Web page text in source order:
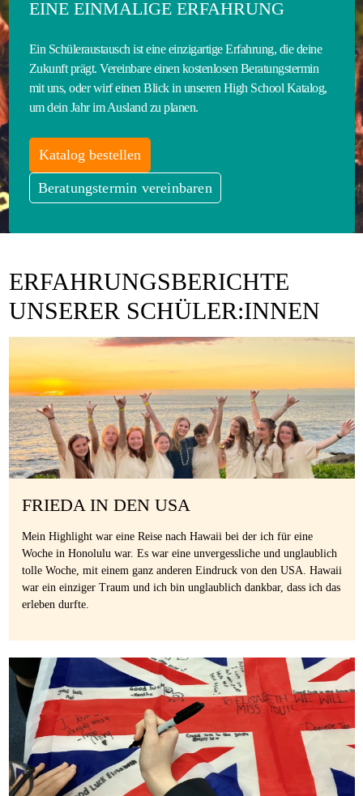
EINE EINMALIGE ERFAHRUNG
Ein Schüleraustausch ist eine einzigartige Erfahrung, die deine
Zukunft prägt. Vereinbare einen kostenlosen Beratungstermin
mit uns, oder wirf einen Blick in unseren High School Katalog,
um dein Jahr im Ausland zu planen.
Katalog bestellen
Beratungstermin vereinbaren
ERFAHRUNGSBERICHTE
UNSERER SCHÜLER:INNEN
FRIEDA IN DEN USA
Mein Highlight war eine Reise nach Hawaii bei der ich für eine
Woche in Honolulu war. Es war eine unvergessliche und unglaublich
tolle Woche, mit einem ganz anderen Eindruck von den USA. Hawaii
war ein einziger Traum und ich bin unglaublich dankbar, dass ich das
erleben durfte.